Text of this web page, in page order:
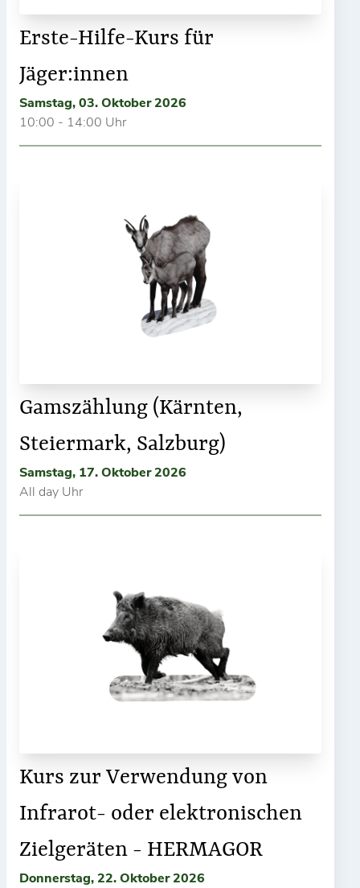
Erste-Hilfe-Kurs für
Jäger:innen
Samstag, 03. Oktober 2026
10:00 - 14:00 Uhr
Gamszählung (Kärnten,
Steiermark, Salzburg)
Samstag, 17. Oktober 2026
All day Uhr
Kurs zur Verwendung von
Infrarot- oder elektronischen
Zielgeräten - HERMAGOR
Donnerstag, 22. Oktober 2026